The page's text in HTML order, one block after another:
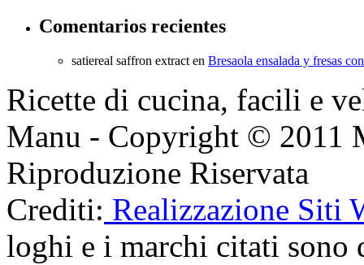
Comentarios recientes
satiereal saffron extract en Bresaola ensalada y fresas
Ricette di cucina, facili e
Manu - Copyright © 2011
Riproduzione Riservata
Crediti: Realizzazione Siti
loghi e i marchi citati